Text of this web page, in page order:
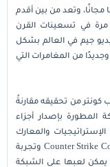
مجانًا، وتعد من بين أقدم
مرة في تسعينات القرن
جيم في العالم بشكل
من المغامرات التي
كونتر من تحقيقه مقارنةً
المطورة بإصدار أجزاء
والمعارك
الحربية، خاصة لمن يرغب في تحميل Counter Strike Condition Zero وتجربة
لعبها على الشبكة